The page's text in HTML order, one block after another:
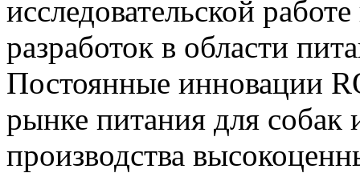
исследовательской
разработок в области
Постоянные инновации
рынке питания для
производства